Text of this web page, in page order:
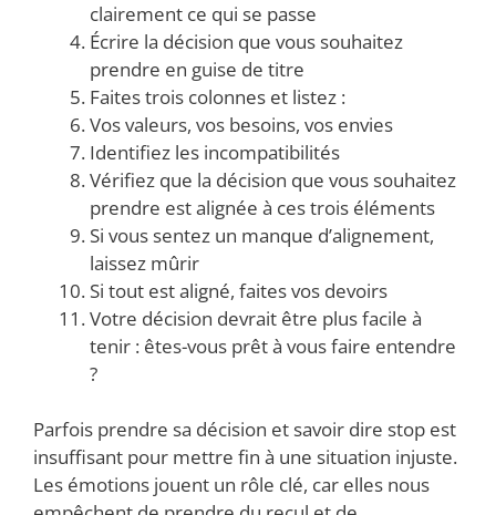
clairement ce qui se passe
Écrire la décision que vous souhaitez
prendre en guise de titre
Faites trois colonnes et listez :
Vos valeurs, vos besoins, vos envies
Identifiez les incompatibilités
Vérifiez que la décision que vous souhaitez
prendre est alignée à ces trois éléments
Si vous sentez un manque d’alignement,
laissez mûrir
Si tout est aligné, faites vos devoirs
Votre décision devrait être plus facile à
tenir : êtes-vous prêt à vous faire entendre
?
Parfois prendre sa décision et savoir dire stop est
insuffisant pour mettre fin à une situation injuste.
Les émotions jouent un rôle clé, car elles nous